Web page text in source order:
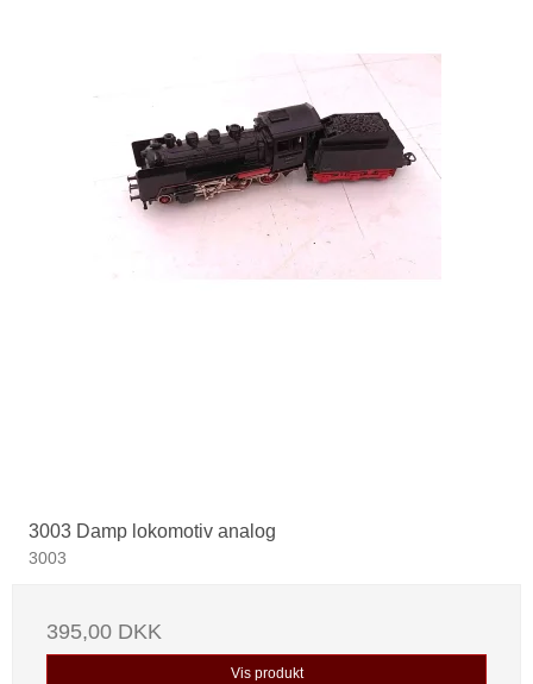
3003 Damp lokomotiv analog
3003
395,00 DKK
Vis produkt